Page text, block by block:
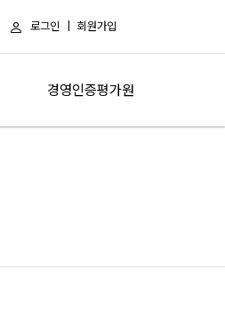
로그인 회원가입
경영인증평가원